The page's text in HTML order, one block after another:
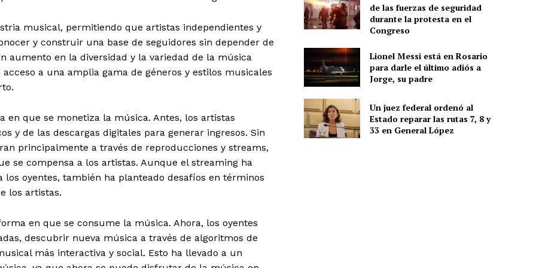
musical, permitiendo que artistas independientes y
y construir una base de seguidores sin depender de
aumento en la diversidad y la variedad de la música
a una amplia gama de géneros y estilos musicales
que se monetiza la música. Antes, los artistas
y de las descargas digitales para generar ingresos. Sin
principalmente a través de reproducciones y streams,
se compensa a los artistas. Aunque el streaming ha
oyentes, también ha planteado desafíos en términos
los artistas.
en que se consume la música. Ahora, los oyentes
descubrir nueva música a través de algoritmos de
más interactiva y social. Esto ha llevado a un
de las fuerzas de seguridad
durante la protesta en el
Congreso
Lionel Messi está en Rosario
para darle el último adiós a
Jorge, su padre
Un juez federal ordenó al
Estado reparar las rutas 7, 8 y
33 en General López